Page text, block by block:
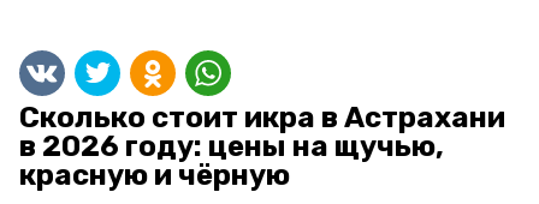
Сколько стоит икра в Астрахани
в 2026 году: цены на щучью,
красную и чёрную